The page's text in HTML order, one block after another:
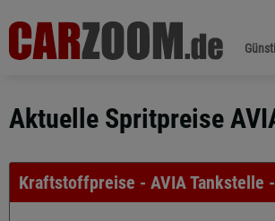
Aktuelle Spritpreise
Kraftstoffpreise - AVIA Tankstelle